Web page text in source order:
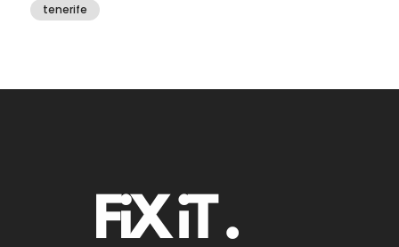
tenerife